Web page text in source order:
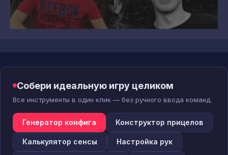
Собери идеальную игру целиком
Все инструменты в один клик — без ручного ввода команд.
Генератор конфига Конструктор прицелов
Калькулятор сенсы Настройка рук